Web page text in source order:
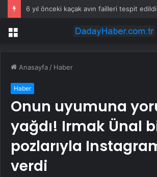
Boyabat’ta Trafik Kazası: 5 Yaralı
Menü
Anasayfa / Haber
Haber
Onun uyumuna
yağdı! Irmak Ünal
pozlarıyla
verdi